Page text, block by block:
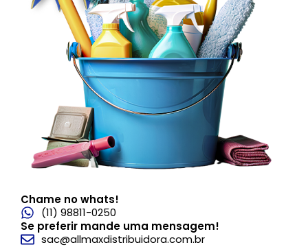
Chame no whats!
(11) 98811-0250
Se preferir mande uma mensagem!
sac@allmaxdistribuidora.com.br